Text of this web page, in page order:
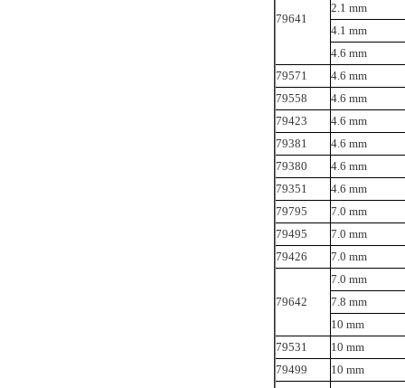
79641
2.1 mm
4.1 mm
4.6 mm
79571
4.6 mm
79558
4.6 mm
79423
4.6 mm
79381
4.6 mm
79380
4.6 mm
79351
4.6 mm
79795
7.0 mm
79495
7.0 mm
79426
7.0 mm
79642
7.0 mm
7.8 mm
10 mm
79531
10 mm
79499
10 mm